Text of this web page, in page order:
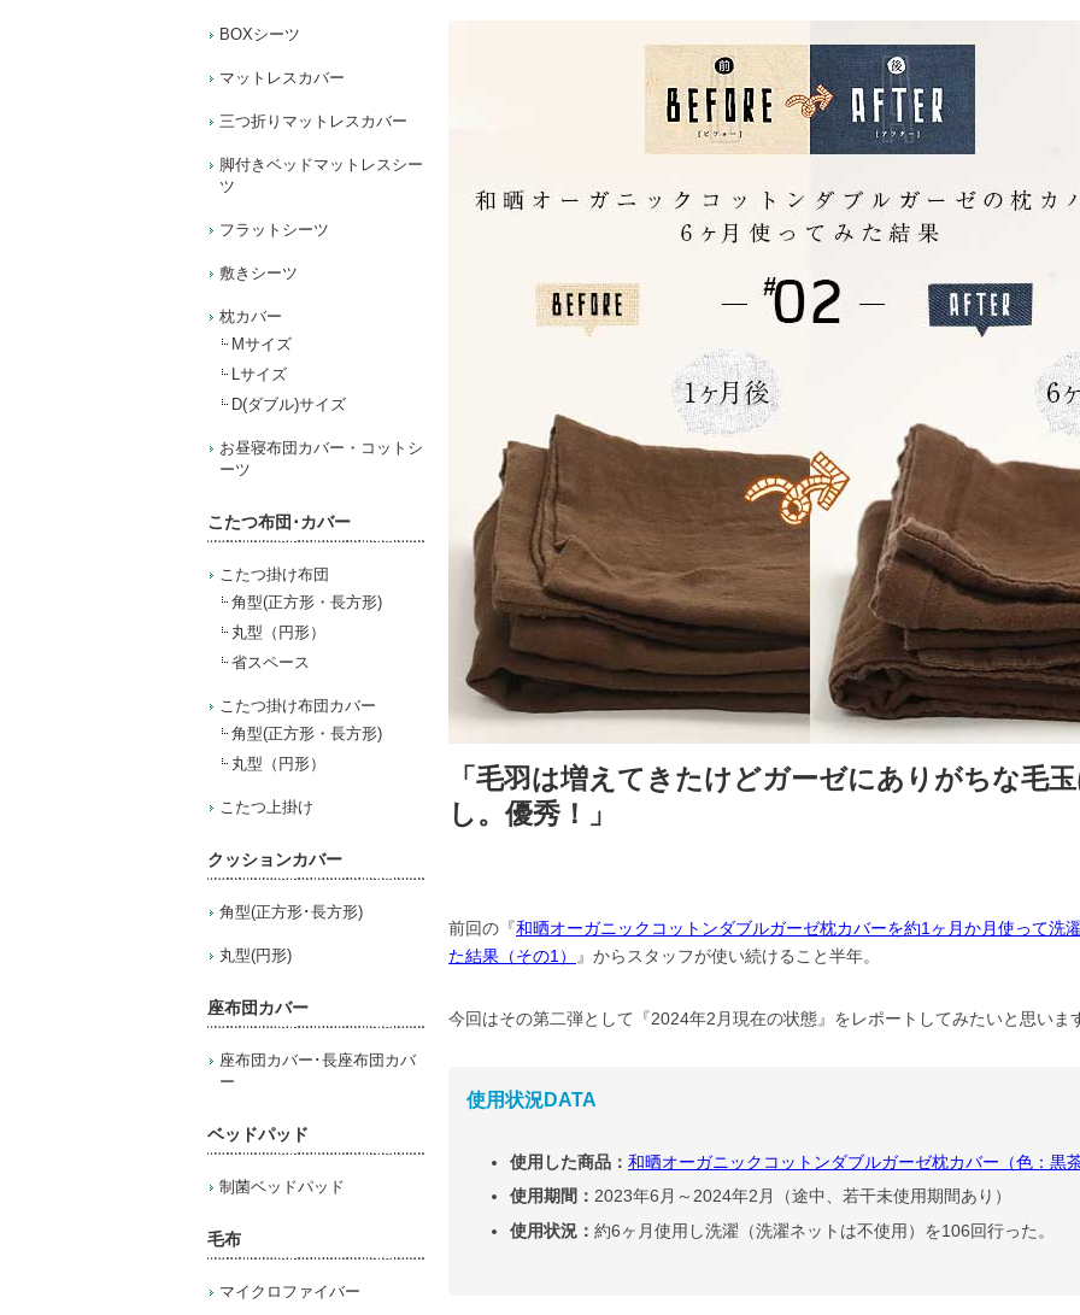
BOXシーツ
マットレスカバー
三つ折りマットレスカバー
脚付きベッドマットレスシー
ツ
フラットシーツ
敷きシーツ
枕カバー
Mサイズ
Lサイズ
D(ダブル)サイズ
お昼寝布団カバー・コットシ
ーツ
こたつ布団･カバー
こたつ掛け布団
角型(正方形・長方形)
丸型（円形）
省スペース
こたつ掛け布団カバー
角型(正方形・長方形)
丸型（円形）
こたつ上掛け
クッションカバー
角型(正方形･長方形)
丸型(円形)
座布団カバー
座布団カバー･長座布団カバ
ー
ベッドパッド
制菌ベッドパッド
毛布
マイクロファイバー
「毛羽は増えてきたけどガーゼにありがちな毛
し。優秀！」
前回の『和晒オーガニックコットンダブルガーゼ枕カバーを約1ヶ月か月使って洗
た結果（その1）
』からスタッフが使い続けること半年。
今回はその第二弾として『2024年2月現在の状態』をレポートしてみたいと思いま
使用状況DATA
使用した商品： 和晒オーガニックコットンダブルガーゼ枕カバー（色：黒
使用期間： 2023年6月～2024年2月（途中、若干未使用期間あり）
使用状況： 約6ヶ月使用し洗濯（洗濯ネットは不使用）を106回行った。